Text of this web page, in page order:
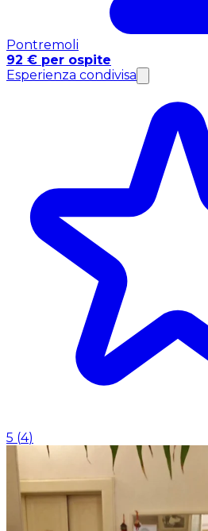
Pontremoli
92 € per ospite
Esperienza condivisa
5 (4)